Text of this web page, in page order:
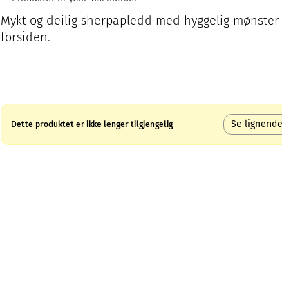
Mykt og deilig sherpapledd med hyggelig mønster
forsiden.
Dette produktet er ikke lenger tilgjengelig Se